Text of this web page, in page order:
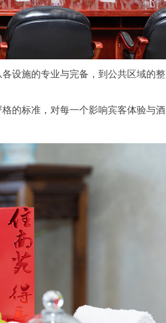
设施的专业与完备，到公共区域的整
的标准，对每一个影响宾客体验与酒